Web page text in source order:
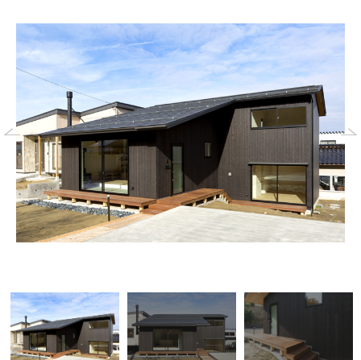
アフターサポート
家づくりの流れ
サトウ工務店の建築技術
大型パネル
気密測定
建築事業コンサルティング